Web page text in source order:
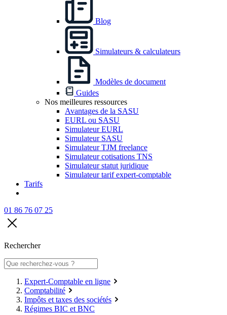
Blog
Simulateurs & calculateurs
Modèles de document
Guides
Nos meilleures ressources
Avantages de la SASU
EURL ou SASU
Simulateur EURL
Simulateur SASU
Simulateur TJM freelance
Simulateur cotisations TNS
Simulateur statut juridique
Simulateur tarif expert-comptable
Tarifs
01 86 76 07 25
Rechercher
Expert-Comptable en ligne
Comptabilité
Impôts et taxes des sociétés
Régimes BIC et BNC